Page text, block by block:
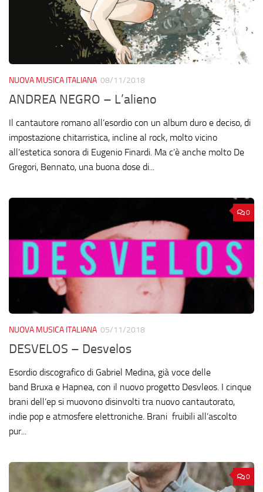
NUOVA MUSICA ITALIANA 08/11/2018
ANDREA NEGRO – L’alieno
Il cantautore romano all’esordio con un album duro e deciso, di
impostazione chitarristica, incline al rock, molto vicino
all’estetica sonora di Eugenio Finardi. Ma c’è anche molto De
Gregori, Bennato, una buona dose di...
0
NUOVA MUSICA ITALIANA 05/11/2018
DESVELOS – Desvelos
Esordio discografico di Gabriel Medina, già voce delle
band Bruxa e Hapnea, con il nuovo progetto Desvleos. I cinque
brani dell’ep si muovono disinvolti tra nuovo cantautorato,
indie pop e atmosfere elettroniche. Brani fruibili all’ascolto
pur...
0